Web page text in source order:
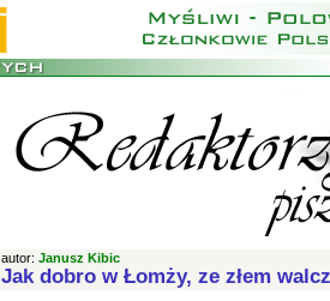
autor: Janusz Kibic
Jak dobro w Łomży, ze złem